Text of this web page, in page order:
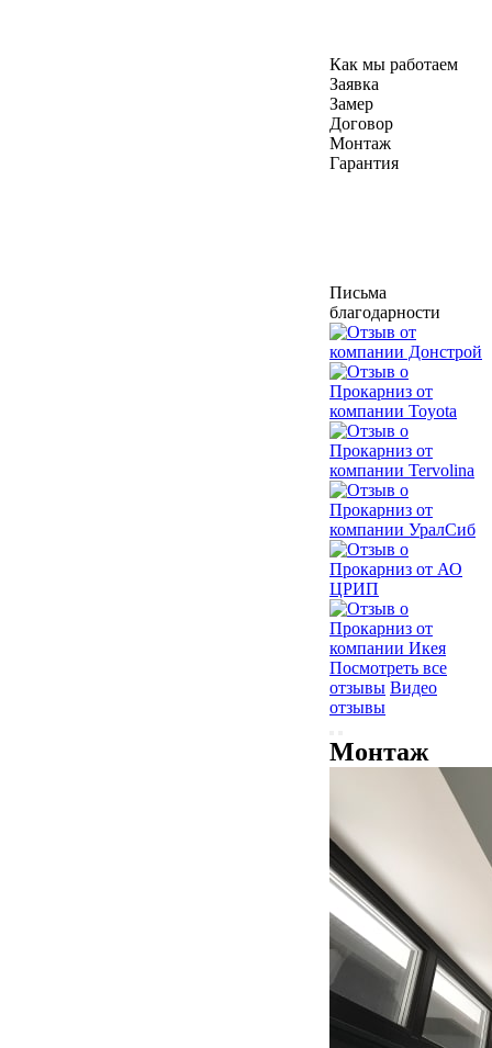
Как мы работаем
Заявка
Замер
Договор
Монтаж
Гарантия
Письма
благодарности
Посмотреть все
отзывы Видео
отзывы
Монтаж